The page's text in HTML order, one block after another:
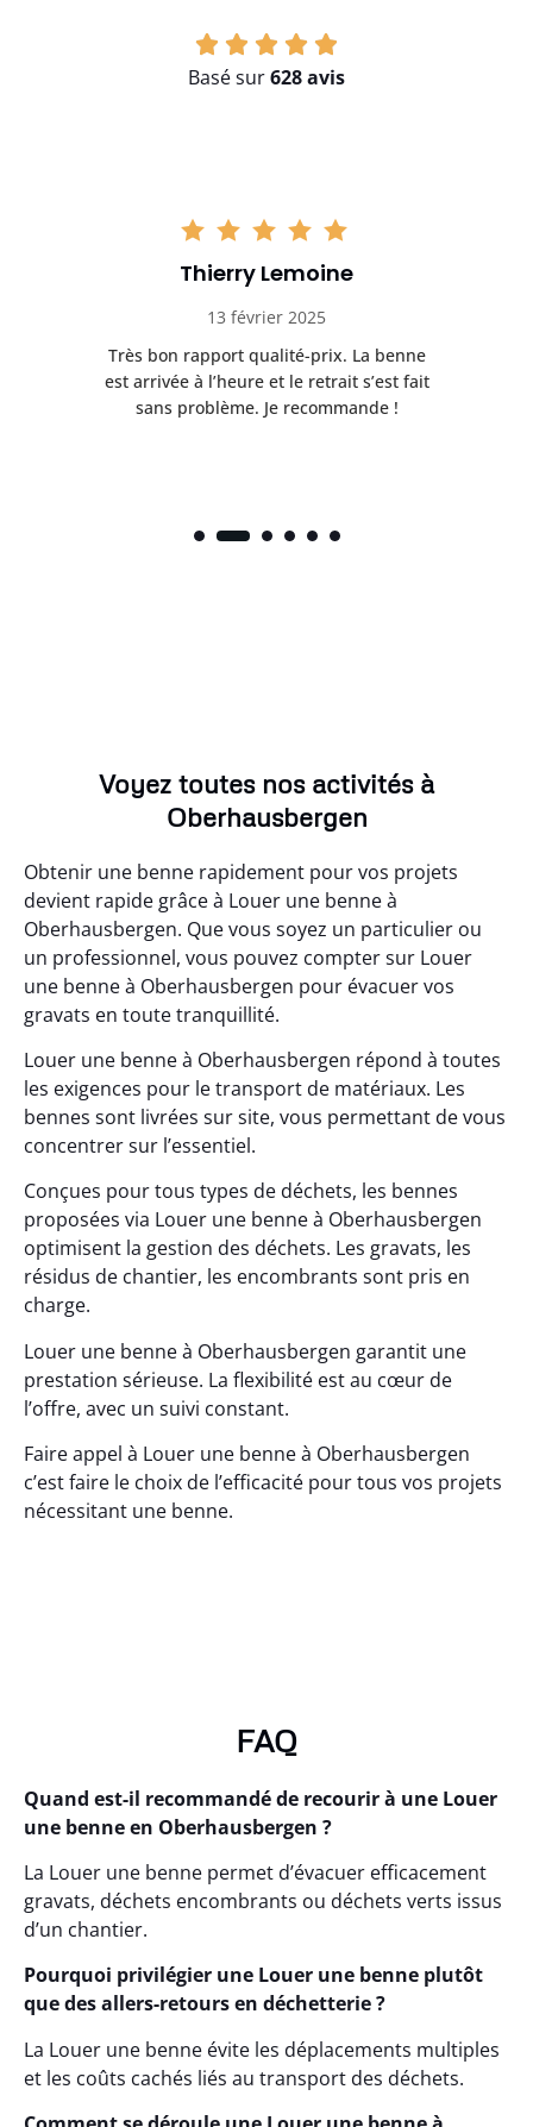
Basé sur628 avis
Thierry Lemoine
13 février 2025
Très bon rapport qualité-prix. La benne
est arrivée à l’heure et le retrait s’est fait
sans problème. Je recommande !
Voyez toutes nos activités à
Oberhausbergen
Obtenir une benne rapidement pour vos projets
devient rapide grâce à Louer une benne à
Oberhausbergen. Que vous soyez un particulier ou
un professionnel, vous pouvez compter sur Louer
une benne à Oberhausbergen pour évacuer vos
gravats en toute tranquillité.
Louer une benne à Oberhausbergen répond à toutes
les exigences pour le transport de matériaux. Les
bennes sont livrées sur site, vous permettant de vous
concentrer sur l’essentiel.
Conçues pour tous types de déchets, les bennes
proposées via Louer une benne à Oberhausbergen
optimisent la gestion des déchets. Les gravats, les
résidus de chantier, les encombrants sont pris en
charge.
Louer une benne à Oberhausbergen garantit une
prestation sérieuse. La flexibilité est au cœur de
l’offre, avec un suivi constant.
Faire appel à Louer une benne à Oberhausbergen
c’est faire le choix de l’efficacité pour tous vos projets
nécessitant une benne.
FAQ
Quand est-il recommandé de recourir à une Louer
une benne en Oberhausbergen ?
La Louer une benne permet d’évacuer efficacement
gravats, déchets encombrants ou déchets verts issus
d’un chantier.
Pourquoi privilégier une Louer une benne plutôt
que des allers-retours en déchetterie ?
La Louer une benne évite les déplacements multiples
et les coûts cachés liés au transport des déchets.